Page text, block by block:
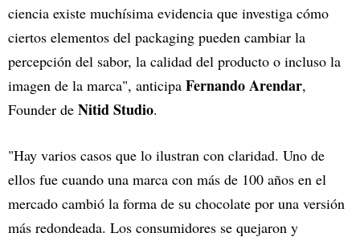
ciencia existe muchísima evidencia que investiga cómo
ciertos elementos del packaging pueden cambiar la
percepción del sabor, la calidad del producto o incluso la
imagen de la marca", anticipa Fernando Arendar,
Founder de Nitid Studio.
"Hay varios casos que lo ilustran con claridad. Uno de
ellos fue cuando una marca con más de 100 años en el
mercado cambió la forma de su chocolate por una versión
más redondeada. Los consumidores se quejaron y